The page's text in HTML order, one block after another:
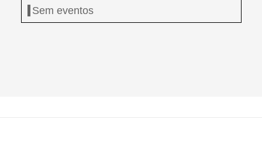
Sem eventos